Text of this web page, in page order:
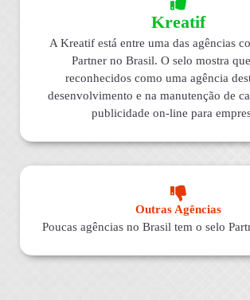
Kreatif
A Kreatif está entre uma das agências
Partner no Brasil. O selo mostra
reconhecidos como uma agência
desenvolvimento e na manutenção de
publicidade on-line para
Outras Agências
Poucas agências no Brasil tem o selo